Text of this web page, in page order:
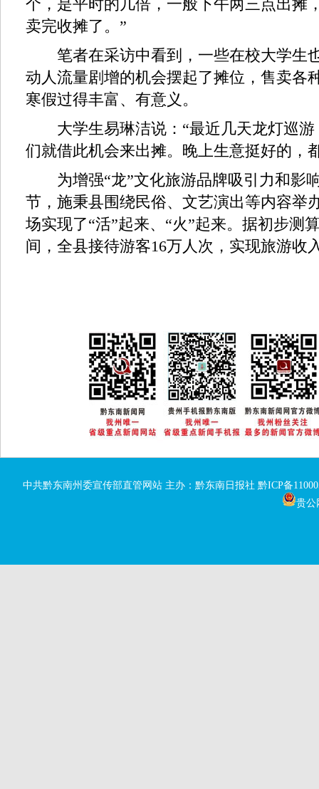
个，是平时的几倍，一般下午两三点出摊
卖完收摊了。”
笔者在采访中看到，一些在校大学生
动人流量剧增的机会摆起了摊位，售卖各
寒假过得丰富、有意义。
大学生易琳洁说：“最近几天龙灯巡游
们就借此机会来出摊。晚上生意挺好的，
为增强“龙”文化旅游品牌吸引力和影
节，施秉县围绕民俗、文艺演出等内容举
场实现了“活”起来、“火”起来。据初步测
间，全县接待游客16万人次，实现旅游收
中共黔东南州委宣传部直管网站 主办：黔东南日报社 黔ICP备
贵公